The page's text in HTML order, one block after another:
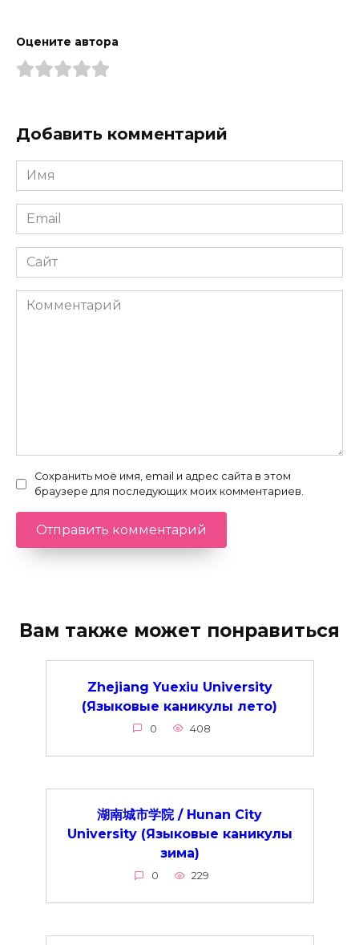
Оцените автора
Добавить комментарий
Имя
*
Email
*
Сайт
Комментарий
Сохранить моё имя, email и адрес сайта в этом
браузере для последующих моих комментариев.
Вам также может понравиться
Zhejiang Yuexiu University
(Языковые каникулы лето)
0 408
湖南城市学院 / Hunan City
University (Языковые каникулы
зима)
0 229